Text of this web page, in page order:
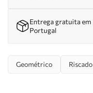
Entrega gratuita em
Portugal
Geométrico Riscado